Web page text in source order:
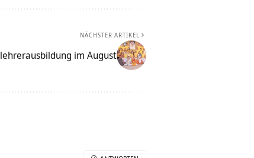
NÄCHSTER ARTIKEL
im August